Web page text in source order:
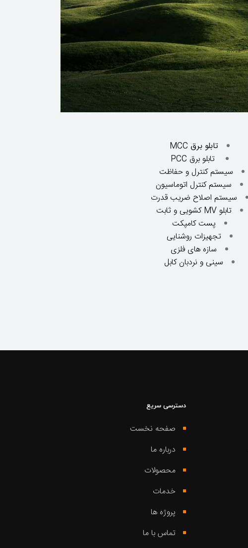
تابلو برق MCC
تابلو برق PCC
سیستم کنترل و حفاظت
سیستم کنترل اتوماسیون
سیستم اصلاح ضریب قدرت
تابلو MV کشویی و ثابت
پست کامپکت
تجهیزات روشنایی
سازه های فلزی
سینی و نردبان کابل
دسترسی سریع
صفحه نخست
درباره ما
محصولات
خدمات
پروژه ها
تماس با ما